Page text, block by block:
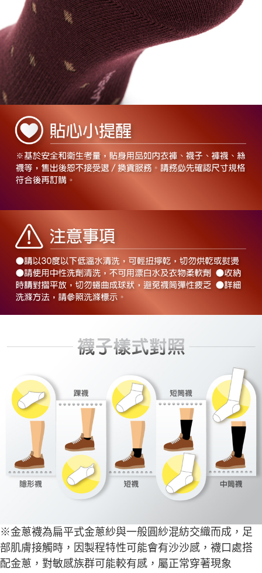
※金蔥襪為扁平式金蔥紗與一般圓紗混紡交織而成，足
部肌膚接觸時，因製程特性可能會有沙沙感，襪口處搭
配金蔥，對敏感族群可能較有感，屬正常穿著現象